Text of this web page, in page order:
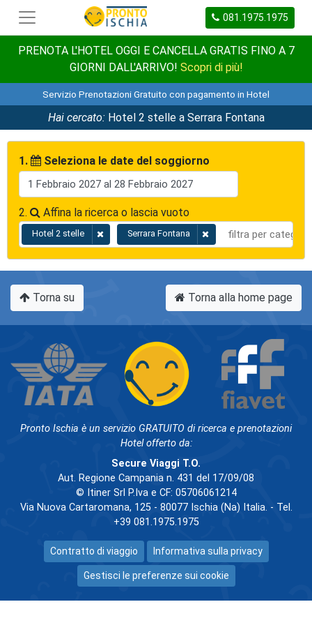
081.1975.1975
PRENOTA L'HOTEL OGGI E CANCELLA GRATIS FINO A 7
GIORNI DALL'ARRIVO! Scopri di più!
Servizio Prenotazioni Gratuito con pagamento in Hotel
Hai cercato:Hotel 2 stelle a Serrara Fontana
1. Seleziona le date del soggiorno
2. Affina la ricerca o lascia vuoto
Hotel 2 stelle Serrara Fontana
Torna su Torna alla home page
Pronto Ischia è un servizio GRATUITO di ricerca e prenotazioni
Hotel offerto da:
Secure Viaggi T.O.
Aut. Regione Campania n. 431 del 17/09/08
© Itiner Srl P.Iva e CF: 05706061214
Via Nuova Cartaromana, 125 - 80077 Ischia (Na) Italia. - Tel.
+39 081.1975.1975
Contratto di viaggio Informativa sulla privacy
Gestisci le preferenze sui cookie